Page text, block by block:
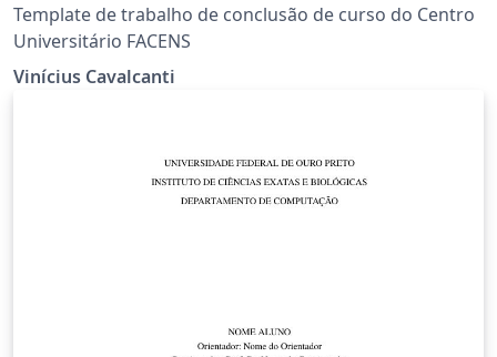
Template de trabalho de conclusão de curso do Centro
Universitário FACENS
Vinícius Cavalcanti